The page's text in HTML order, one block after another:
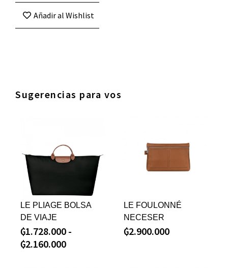
Añadir al Wishlist
Sugerencias para vos
LE PLIAGE BOLSA
DE VIAJE
₲1.728.000 -
₲2.160.000
LE FOULONNÉ
NECESER
₲2.900.000